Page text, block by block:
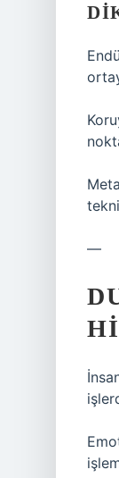
—